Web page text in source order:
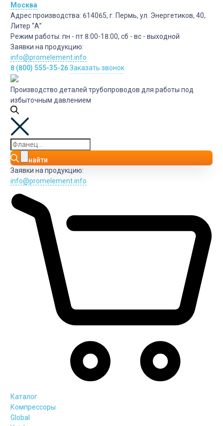
Москва
Адрес производства: 614065, г. Пермь, ул. Энергетиков, 40,
Литер “А”
Режим работы: пн - пт 8:00-18:00, сб - вс - выходной
Заявки на продукцию:
info@promelement.info
8 (800) 555-35-26Заказать звонок
Производство деталей трубопроводов для работы под
избыточным давлением
найти
Заявки на продукцию:
info@promelement.info
Каталог
Компрессоры
Global